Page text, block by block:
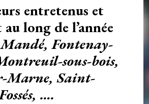
entretenus et
long de l’année
Fontenay-
sous-bois,
Marne, Saint-
….